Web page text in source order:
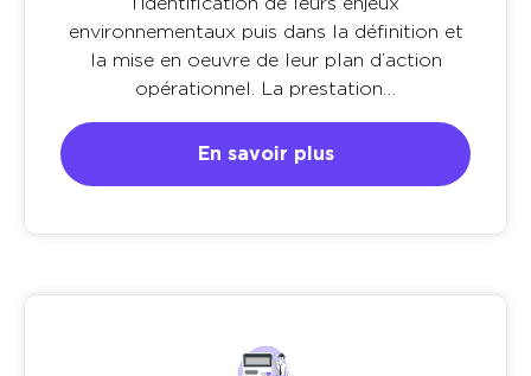
environnementaux puis dans la définition et
la mise en oeuvre de leur plan d’action
opérationnel. La prestation…
En savoir plus